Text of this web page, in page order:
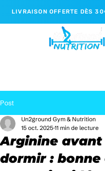
LIVRAISON OFFERTE DÈS
Post
Arginine avant
dormir : bonne
Un2ground Gym & Nutrition
15 oct. 2025 11 min de lecture